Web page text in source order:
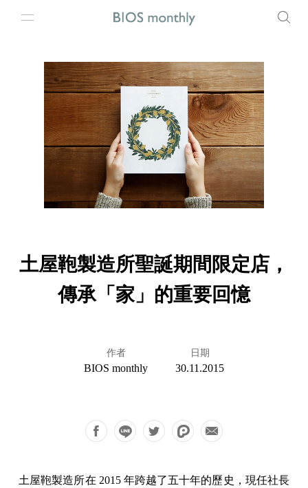
土屋鞄製造所聖誕期間限定店，
傳承「家」的重要回憶
作者
BIOS monthly
日期
30.11.2015
土屋鞄製造所在 2015 年跨越了五十年的歷史，現任社長